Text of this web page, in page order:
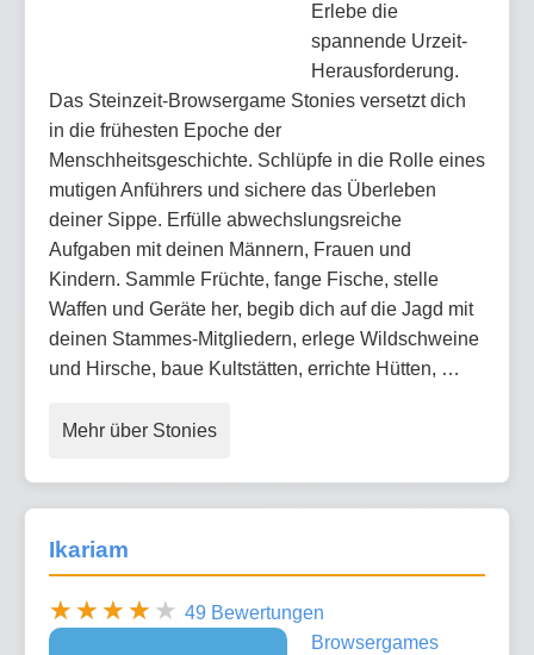
Erlebe die
spannende Urzeit-
Herausforderung.
Das Steinzeit-Browsergame Stonies versetzt dich
in die frühesten Epoche der
Menschheitsgeschichte. Schlüpfe in die Rolle eines
mutigen Anführers und sichere das Überleben
deiner Sippe. Erfülle abwechslungsreiche
Aufgaben mit deinen Männern, Frauen und
Kindern. Sammle Früchte, fange Fische, stelle
Waffen und Geräte her, begib dich auf die Jagd mit
deinen Stammes-Mitgliedern, erlege Wildschweine
und Hirsche, baue Kultstätten, errichte Hütten, …
Mehr über Stonies
Ikariam
49 Bewertungen
Browsergames